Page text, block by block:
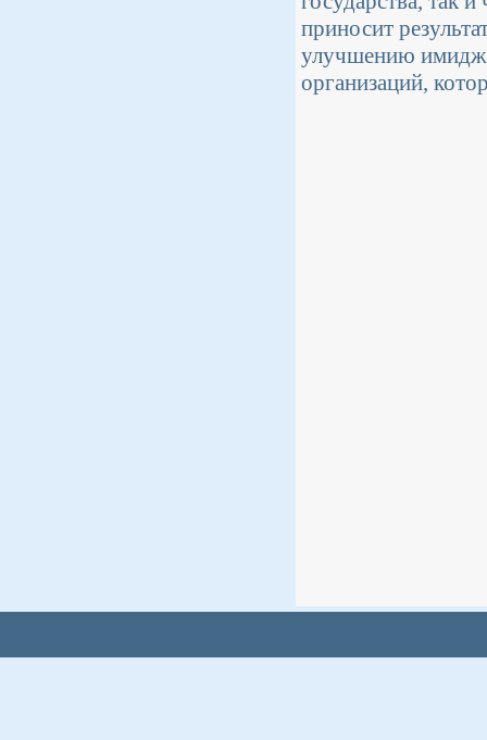
приносит
улучшению
организаций,